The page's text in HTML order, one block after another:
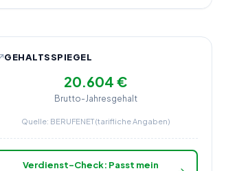
GEHALTSSPIEGEL
20.604 €
Brutto-Jahresgehalt
Quelle: BERUFENET (tarifliche Angaben)
Verdienst-Check: Passt mein